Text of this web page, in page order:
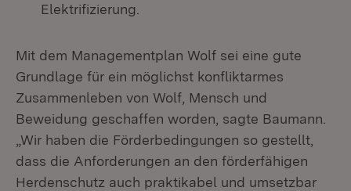
Elektrifizierung.
Mit dem Managementplan Wolf sei eine gute
Grundlage für ein möglichst konfliktarmes
Zusammenleben von Wolf, Mensch und
Beweidung geschaffen worden, sagte Baumann.
„Wir haben die Förderbedingungen so gestellt,
dass die Anforderungen an den förderfähigen
Herdenschutz auch praktikabel und umsetzbar